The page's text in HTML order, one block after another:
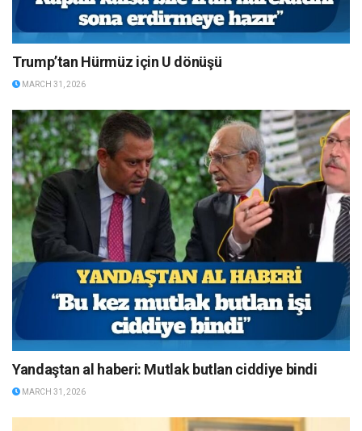
Trump’tan Hürmüz için U dönüşü
MARCH 31, 2026
Yandaştan al haberi: Mutlak butlan ciddiye bindi
MARCH 31, 2026